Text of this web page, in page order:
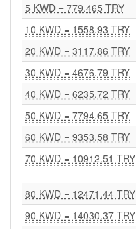
5 KWD = 779.465 TRY
10 KWD = 1558.93 TRY
20 KWD = 3117.86 TRY
30 KWD = 4676.79 TRY
40 KWD = 6235.72 TRY
50 KWD = 7794.65 TRY
60 KWD = 9353.58 TRY
70 KWD = 10912.51 TRY
80 KWD = 12471.44 TRY
90 KWD = 14030.37 TRY